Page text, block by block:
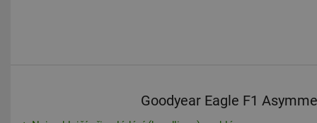
Goodyear Eagle F1